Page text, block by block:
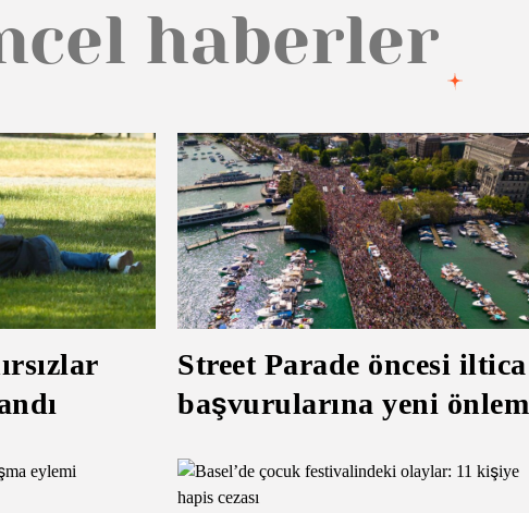
haberler
Street Parade öncesi iltica
başvurularına yeni önlem